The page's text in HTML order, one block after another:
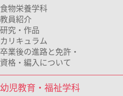
食物栄養学科
教員紹介
研究・作品
カリキュラム
卒業後の進路と免許・
資格・編入について
幼児教育・福祉学科